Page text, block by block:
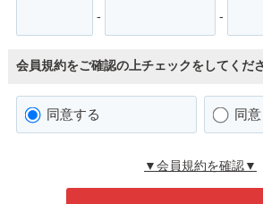
- -
会員規約をご確認の上チェックをしてくだ
同意する 同
▼会員規約を確認▼